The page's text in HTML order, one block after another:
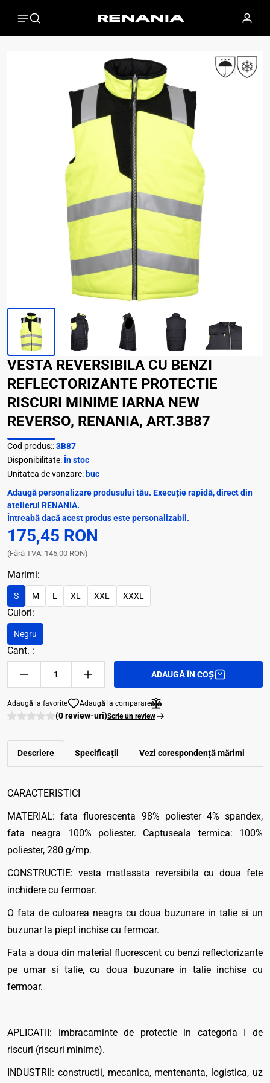
VESTA REVERSIBILA CU BENZI
REFLECTORIZANTE PROTECTIE
RISCURI MINIME IARNA NEW
REVERSO, RENANIA, ART.3B87
Cod produs::3B87
Disponibilitate: În stoc
Unitatea de vanzare: buc
Adaugă personalizare produsului tău. Execuție rapidă, direct din
atelierul RENANIA.
Întreabă dacă acest produs este personalizabil.
175,45 RON
(Fără TVA: 145,00 RON)
Marimi:
S M L XL XXL XXXL
Culori:
Negru
Cant. :
ADAUGĂ ÎN COȘ
Adaugă la favorite Adaugă la comparare
(0 review-uri)Scrie un review
Descriere Specificații Vezi corespondenţă mărimi
CARACTERISTICI
MATERIAL: fata fluorescenta 98% poliester 4% spandex,
fata neagra 100% poliester. Captuseala termica: 100%
poliester, 280 g/mp.
CONSTRUCTIE: vesta matlasata reversibila cu doua fete
inchidere cu fermoar.
O fata de culoarea neagra cu doua buzunare in talie si un
buzunar la piept inchise cu fermoar.
Fata a doua din material fluorescent cu benzi reflectorizante
pe umar si talie, cu doua buzunare in talie inchise cu
fermoar.
APLICATII: imbracaminte de protectie in categoria I de
riscuri (riscuri minime).
INDUSTRII: constructii, mecanica, mentenanta, logistica, uz